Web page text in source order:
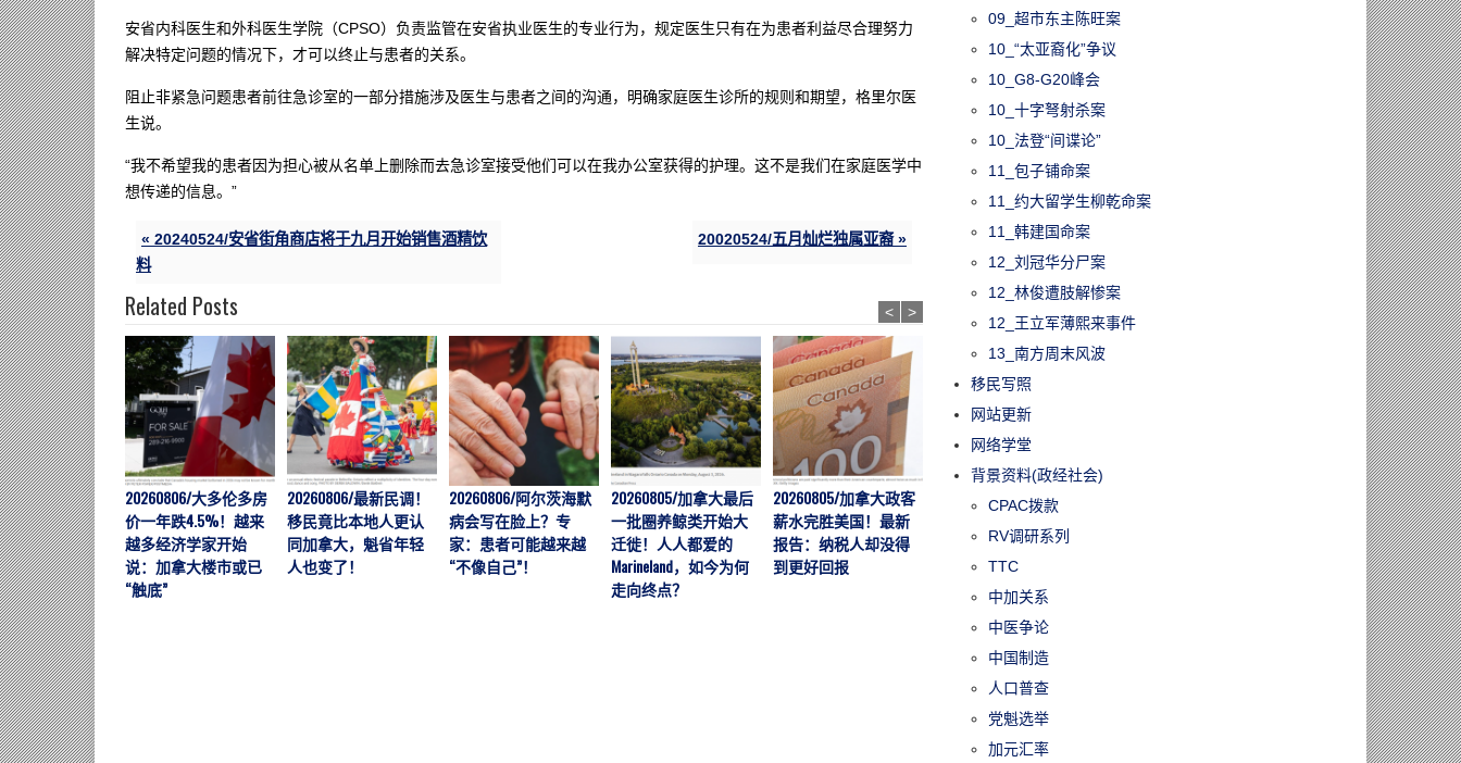
安省内科医生和外科医生学院（CPSO）负责监管在安省执业医生的专业行为，规定医生只有在为患者利益尽合理努力
解决特定问题的情况下，才可以终止与患者的关系。
阻止非紧急问题患者前往急诊室的一部分措施涉及医生与患者之间的沟通，明确家庭医生诊所的规则和期望，格里尔医
生说。
“我不希望我的患者因为担心被从名单上删除而去急诊室接受他们可以在我办公室获得的护理。这不是我们在家庭医学中
想传递的信息。”
« 20240524/安省街角商店将于九月开始销售酒精饮
料
20020524/五月灿烂独属亚裔 »
Related Posts
20260806/大多伦多房
价一年跌4.5%！越来
越多经济学家开始
说：加拿大楼市或已
“触底”
20260806/最新民调！
移民竟比本地人更认
同加拿大，魁省年轻
人也变了！
20260806/阿尔茨海默
病会写在脸上？专
家：患者可能越来越
“不像自己”！
20260805/加拿大最后
一批圈养鲸类开始大
迁徙！人人都爱的
Marineland，如今为何
走向终点？
20260805/加拿大政客
薪水完胜美国！最新
报告：纳税人却没得
到更好回报
20260805/多伦多急诊
拉警报！电动滑板车
伤者暴增365%，10岁
男孩成最大受害群体
< >
09_超市东主陈旺案
10_“太亚裔化”争议
10_G8-G20峰会
10_十字弩射杀案
10_法登“间谍论”
11_包子铺命案
11_约大留学生柳乾命案
11_韩建国命案
12_刘冠华分尸案
12_林俊遭肢解惨案
12_王立军薄熙来事件
13_南方周末风波
移民写照
网站更新
网络学堂
背景资料(政经社会)
CPAC拨款
RV调研系列
TTC
中加关系
中医争论
中国制造
人口普查
党魁选举
加元汇率